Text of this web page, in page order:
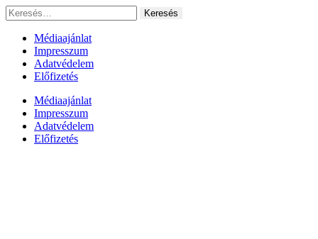
Ugrás
a
tartalomhoz
Keresés:
Médiaajánlat
Impresszum
Adatvédelem
Előfizetés
Médiaajánlat
Impresszum
Adatvédelem
Előfizetés